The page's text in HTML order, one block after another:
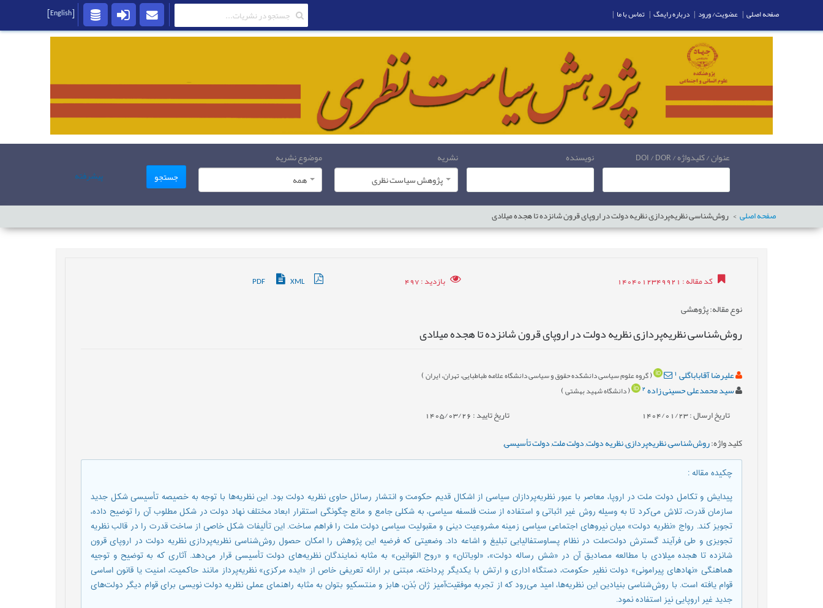
عنوان / کلیدواژه / DOI / DOR نویسنده
نشریه
پژوهش سیاست نظری
موضوع نشریه
همه
جستجو پیشرفته
صفحه اصلی روش‌شناسی نظریه‌پردازی نظریه دولت در اروپای قرون شانزده تا هجده میلادی
کد مقاله: 1404012349921 بازدید: 497
PDF XML
نوع مقاله: پژوهشی
روش‌شناسی نظریه‌پردازی نظریه دولت در اروپای قرون شانزده تا هجده میلادی
علیرضا آقاباباگلی 1
(گروه علوم سیاسی دانشکده حقوق و سیاسی دانشگاه علامه طباطبایی، تهران، ایران)
سید محمدعلی حسینی زاده2
(دانشگاه شهید بهشتی)
تاریخ ارسال : 1404/01/23 تاریخ تایید : 1405/03/26
کلید واژه:روش‌شناسی,نظریه‌پردازی,نظریه دولت,دولت ملت,دولت تأسیسی,
چکیده مقاله:
پیدایش و تکامل دولت ملت در اروپا، معاصر با عبور نظریه‌پردازان سیاسی از اشکال قدیم حکومت و انتشار رسائل حاوی نظریه دولت بود. این نظریه‌ها با توجه به خصیصه تأسیسی شکل جدید
سازمان قدرت، تلاش می‌کرد تا به وسیله روش غیر اثباتی و استفاده از سنت فلسفه سیاسی، به شکلی جامع و مانع چگونگی استقرار ابعاد مختلف نهاد دولت در شکل مطلوب آن را توضیح داده،
تجویز کند. رواج «نظریه دولت» میان نیروهای اجتماعی سیاسی زمینه مشروعیت دینی و مقبولیت سیاسی دولت ملت را فراهم ساخت. این تألیفات شکل خاصی از ساخت قدرت را در قالب نظریه
تجویزی و طی فرآیند گسترش دولت‌ملت در نظام پساوستفالیایی تبلیغ و اشاعه داد. وضعیتی که فرضیه این پژوهش را امکان حصول روش‌شناسی نظریه‌پردازی نظریه دولت در اروپای قرون
شانزده تا هجده میلادی با مطالعه مصادیق آن در «شش رساله دولت»، «لویاتان» و «روح القوانین» به مثابه نمایندگان نظریه‌های دولت تأسیسی قرار می‌دهد. آثاری که به توضیح و توجیه
هماهنگی «نهادهای پیرامونی» دولت نظیر حکومت، دستگاه اداری و ارتش با یکدیگر پرداخته، مبتنی بر ارائه تعریفی خاص از «ایده مرکزی» نظریه‌پرداز مانند حاکمیت، امنیت یا قانون اساسی
قوام یافته است. با روش‌شناسی بنیادین این نظریه‌ها، امید می‌رود که از تجربه موفقیت‌آمیز ژان بُدَن، هابز و منتسکیو بتوان به مثابه راهنمای عملی نظریه دولت نویسی برای قوام دیگر دولت‌های
جدید غیر اروپایی نیز استفاده نمود.
صفحه اصلی | عضویت/ ورود | درباره رایمگ | تماس با ما |
[English]